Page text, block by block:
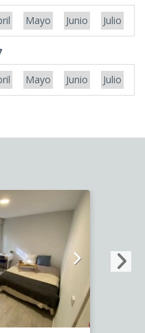
Mayo Junio Julio
Mayo Junio Julio